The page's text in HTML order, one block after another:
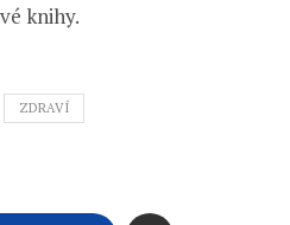
knihy.
ZDRAVÍ